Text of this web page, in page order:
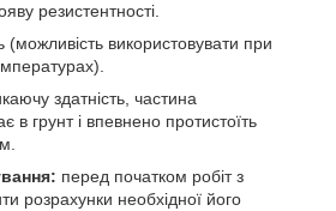
резистентності.
(можливість використовувати при
здатність, частина
в грунт і впевнено протистоїть
перед початком робіт з
розрахунки необхідної його